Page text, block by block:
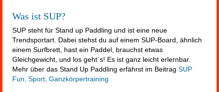
Was ist SUP?
SUP steht für Stand up Paddling und ist eine neue
Trendsportart. Dabei stehst du auf einem SUP-Board, ähnlich
einem Surfbrett, hast ein Paddel, brauchst etwas
Gleichgewicht, und los geht´s! Es ist ganz leicht erlernbar.
Mehr über das Stand Up Paddling erfährst im Beitrag SUP
Fun, Sport, Ganzkörpertraining